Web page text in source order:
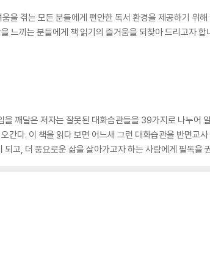
겪는 모든 분들에게 편안한 독서 환경을 제공하기 위해
느끼는 분들에게 책 읽기의 즐거움을 되찾아 드리고자
을 깨달은 저자는 잘못된 대화습관들을 39가지로 나누어
간다. 이 책을 읽다 보면 어느새 그런 대화습관을 반면교
고, 더 풍요로운 삶을 살아가고자 하는 사람에게 필독을